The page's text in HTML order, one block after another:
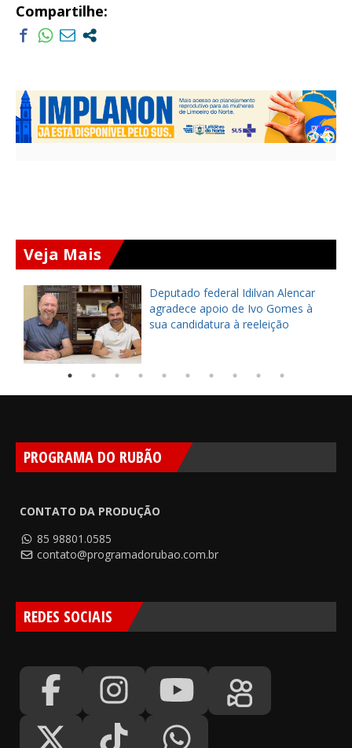
Compartilhe:
Veja Mais
Deputado federal Idilvan Alencar
agradece apoio de Ivo Gomes à
sua candidatura à reeleição
PROGRAMA DO RUBÃO
CONTATO DA PRODUÇÃO
85 98801.0585
contato@programadorubao.com.br
REDES SOCIAIS